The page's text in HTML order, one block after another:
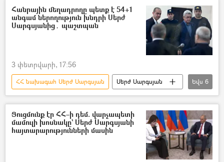
Հանրային մեղադրողը պետք է 54+1
անգամ ներողություն խնդրի Սերժ
Սարգսյանից․ պաշտպան
3 փետրվարի, 17:56
ՀՀ նախագահ Սերժ Սարգսյան
Սերժ Սարգսյան
Դատարան
Նախագահ
Մեղադրանք
Ամրամ Մակինյան
պաշտպան
փաստաբան
Եվս 6
Ցուցմունք էր ՀՀ–ի դեմ. վարչապետի
մամուլի խոսնակը` Սերժ Սարգսյանի
հայտարարությունների մասին